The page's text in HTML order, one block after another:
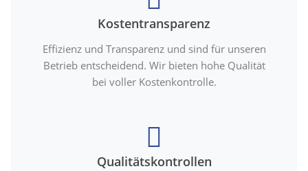
Kostentransparenz
Effizienz und Transparenz und sind für unseren
Betrieb entscheidend. Wir bieten hohe Qualität
bei voller Kostenkontrolle.
Qualitätskontrollen